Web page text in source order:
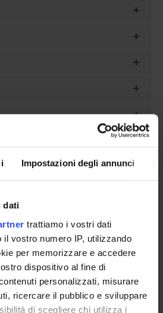
Impostazioni degli annunci
dati
trattiamo i vostri dati
il vostro numero IP, utilizzando
per memorizzare e accedere
dispositivo al fine di
personalizzati, misurare
ricercare il pubblico e sviluppare
di scegliere chi utilizza i
OFFICES
OFFICES